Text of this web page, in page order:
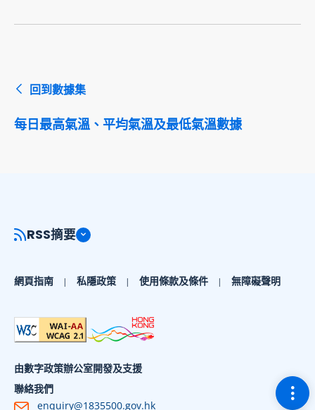
回到數據集
每日最高氣溫、平均氣溫及最低氣溫數據
切
RSS摘要
網頁指南 私隱政策 使用條款及條件 無障礙聲明
由數字政策辦公室開發及支援
聯絡我們
enquiry@1835500.gov.hk